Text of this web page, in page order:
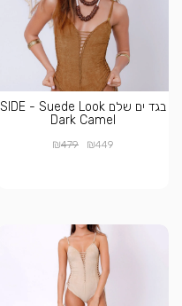
בגד ים שלם SIDE - Suede Look
Dark Camel
₪449
₪479